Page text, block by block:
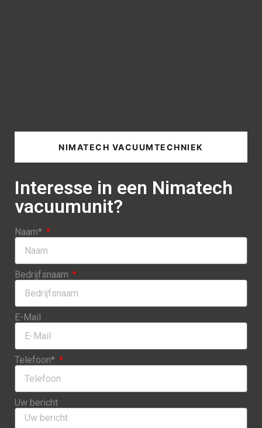
NIMATECH VACUUMTECHNIEK
Interesse in een Nimatech
vacuumunit?
Naam*
Bedrijfsnaam
E-Mail
Telefoon*
Uw bericht